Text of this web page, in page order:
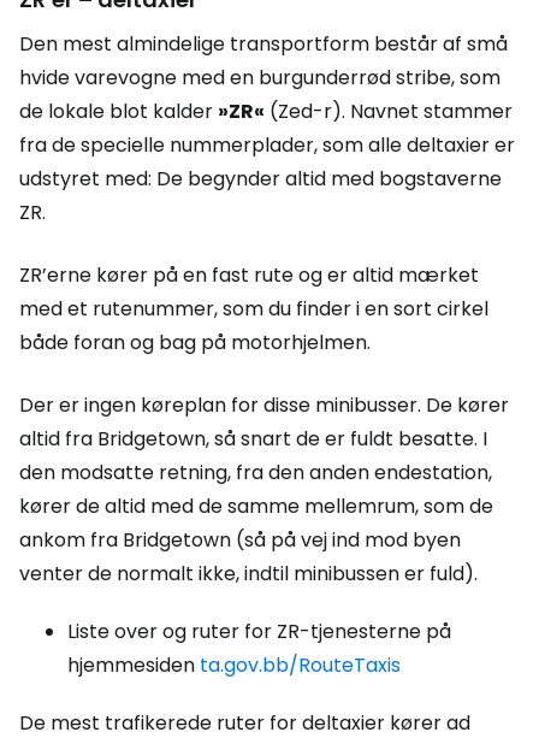
Den mest almindelige transportform består af små
hvide varevogne med en burgunderrød stribe, som
de lokale blot kalder »ZR« (Zed-r). Navnet stammer
fra de specielle nummerplader, som alle deltaxier er
udstyret med: De begynder altid med bogstaverne
ZR.
ZR’erne kører på en fast rute og er altid mærket
med et rutenummer, som du finder i en sort cirkel
både foran og bag på motorhjelmen.
Der er ingen køreplan for disse minibusser. De kører
altid fra Bridgetown, så snart de er fuldt besatte. I
den modsatte retning, fra den anden endestation,
kører de altid med de samme mellemrum, som de
ankom fra Bridgetown (så på vej ind mod byen
venter de normalt ikke, indtil minibussen er fuld).
Liste over og ruter for ZR-tjenesterne på
hjemmesiden ta.gov.bb/RouteTaxis
De mest trafikerede ruter for deltaxier kører ad